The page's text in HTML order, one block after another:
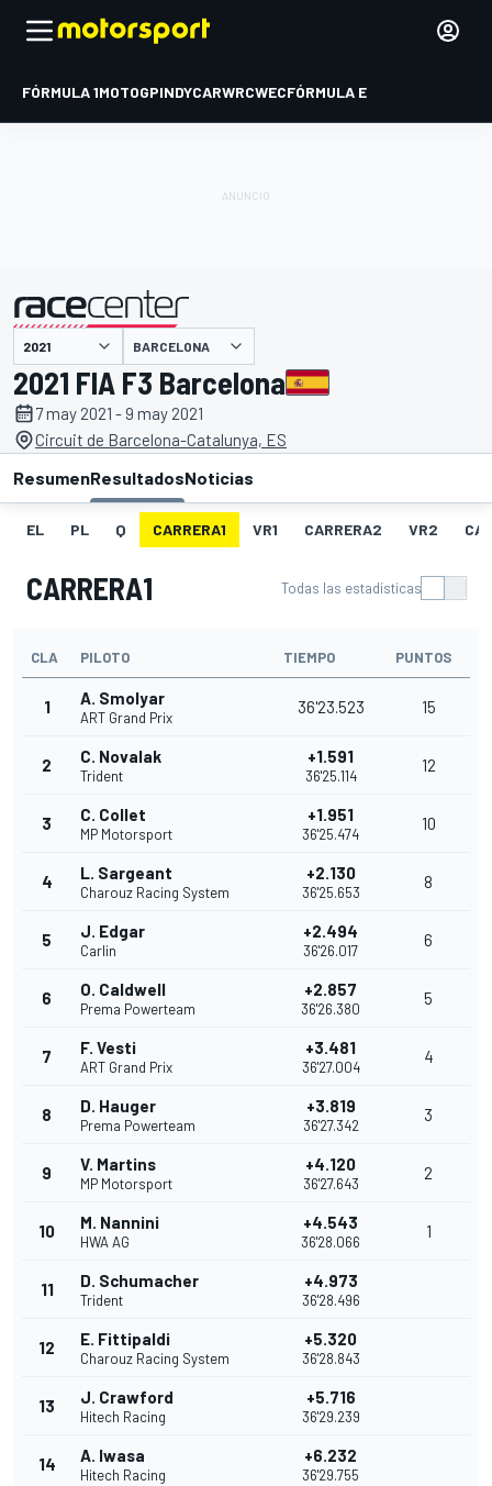
FÓRMULA 1MOTOGPINDYCARWRCWECFÓRMULA E
presentado por BARCELONA
2021 FIA F3 Barcelona
7 may 2021 - 9 may 2021
Circuit de Barcelona-Catalunya, ES
ResumenResultadosNoticias
EL PL Q CARRERA1 VR1 CARRERA2 VR2
CARRERA1 Todas las estadísticas
CLA PILOTO TIEMPO PUNTOS
1 A. Smolyar
ART Grand Prix
36'23.523 15
2 C. Novalak
Trident
+1.591
36'25.114
12
3 C. Collet
MP Motorsport
+1.951
36'25.474
10
4 L. Sargeant
Charouz Racing System
+2.130
36'25.653
8
5 J. Edgar
Carlin
+2.494
36'26.017
6
6 O. Caldwell
Prema Powerteam
+2.857
36'26.380
5
7 F. Vesti
ART Grand Prix
+3.481
36'27.004
4
8 D. Hauger
Prema Powerteam
+3.819
36'27.342
3
9 V. Martins
MP Motorsport
+4.120
36'27.643
2
10 M. Nannini
HWA AG
+4.543
36'28.066
1
11 D. Schumacher
Trident
+4.973
36'28.496
12 E. Fittipaldi
Charouz Racing System
+5.320
36'28.843
13 J. Crawford
Hitech Racing
+5.716
36'29.239
14 A. Iwasa
Hitech Racing
+6.232
36'29.755